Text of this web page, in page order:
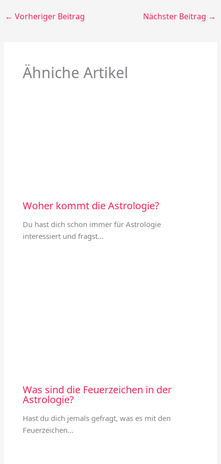
← Vorheriger Beitrag Nächster Beitrag →
Ähniche Artikel
Woher kommt die Astrologie?
Du hast dich schon immer für Astrologie
interessiert und fragst…
Was sind die Feuerzeichen in der
Astrologie?
Hast du dich jemals gefragt, was es mit den
Feuerzeichen…